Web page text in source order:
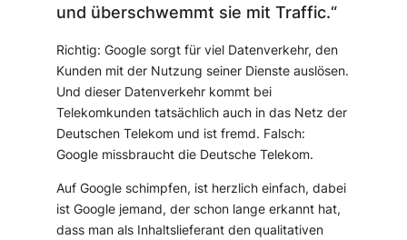
und überschwemmt sie mit Traffic.“
Richtig: Google sorgt für viel Datenverkehr, den
Kunden mit der Nutzung seiner Dienste auslösen.
Und dieser Datenverkehr kommt bei
Telekomkunden tatsächlich auch in das Netz der
Deutschen Telekom und ist fremd. Falsch:
Google missbraucht die Deutsche Telekom.
Auf Google schimpfen, ist herzlich einfach, dabei
ist Google jemand, der schon lange erkannt hat,
dass man als Inhaltslieferant den qualitativen